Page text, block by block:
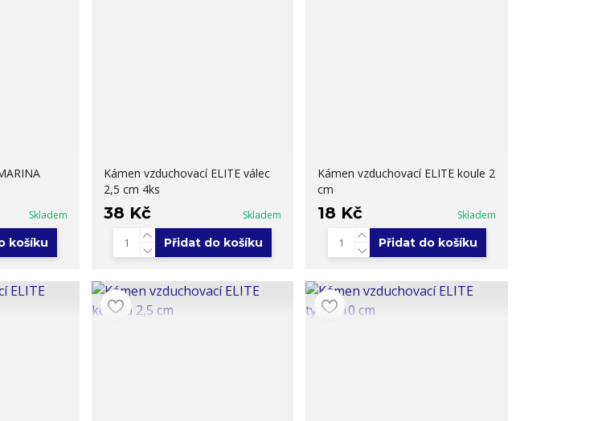
Skladem
košíku
Kámen vzduchovací ELITE válec
2,5 cm 4ks
38 Kč Skladem
Přidat do košíku
Kámen vzduchovací ELITE koule 2
cm
18 Kč Skladem
Přidat do košíku